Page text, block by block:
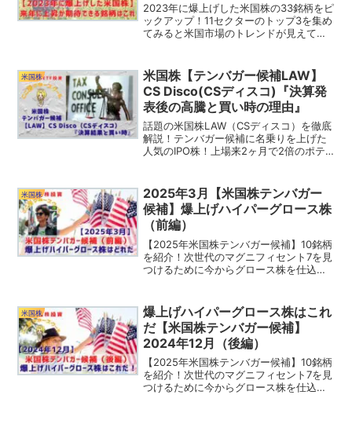
2023年に爆上げした米国株の33銘柄をピ
ックアップ！11セクターのトップ3を集め
てみると米国市場のトレンドが見えてく
注目しろ！
米国株
米国株【テンバガー候補LAW】
CS Disco(CSディスコ)『決算発
表後の高騰と買い時の理由』
話題の米国株LAW（CSディスコ）を徹底
解説！テンバガー候補に名乗りを上げた
人気のIPO株！上場来2ヶ月で2倍のポテ
長も見込める！LAWの買い時は今なの
か？！
米国株
2025年3月【米国株テンバガー
候補】爆上げハイパーグロース株
（前編）
【2025年米国株テンバガー候補】10銘柄
を紹介！次世代のマグニフィセント7を見
つけるために今からグロース株を仕込ん
れているかも？！
米国株
爆上げハイパーグロース株はこれ
だ【米国株テンバガー候補】
2024年12月（後編）
【2025年米国株テンバガー候補】10銘柄
を紹介！次世代のマグニフィセント7を見
つけるために今からグロース株を仕込ん